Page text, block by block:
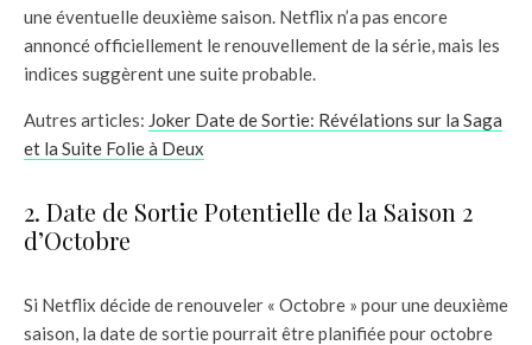
une éventuelle deuxième saison. Netflix n’a pas encore
annoncé officiellement le renouvellement de la série, mais les
indices suggèrent une suite probable.
Autres articles: Joker Date de Sortie: Révélations sur la Saga
et la Suite Folie à Deux
2. Date de Sortie Potentielle de la Saison 2
d’Octobre
Si Netflix décide de renouveler « Octobre » pour une deuxième
saison, la date de sortie pourrait être planifiée pour octobre